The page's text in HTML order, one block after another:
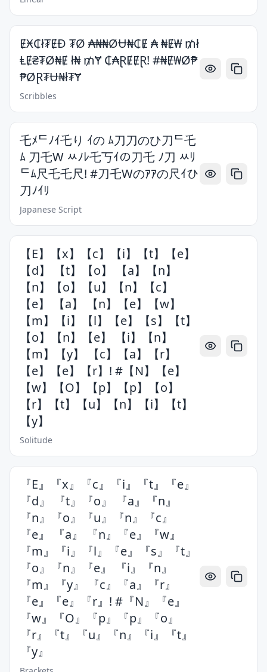
ɆӾ₵ł₮ɆĐ ₮Ø ₳₦₦ØɄ₦₵Ɇ ₳ ₦Ɇ₩ ₥ł
ⱠɆ₴₮Ø₦Ɇ ł₦ ₥Ɏ ₵₳ⱤɆɆⱤ! #₦Ɇ₩Ø₱
₱ØⱤ₮Ʉ₦ł₮Ɏ
Scribbles
乇ﾒᄃﾉｲ乇り ｲの ﾑ刀刀のひ刀ᄃ乇
ﾑ 刀乇W ﾶﾉﾚ乇丂ｲの刀乇 ﾉ刀 ﾶﾘ
ᄃﾑ尺乇乇尺! #刀乇Wのｱｱの尺ｲひ
刀ﾉｲﾘ
Japanese Script
【E】【x】【c】【i】【t】【e】
【d】 【t】【o】 【a】【n】
【n】【o】【u】【n】【c】
【e】 【a】 【n】【e】【w】
【m】【i】【l】【e】【s】【t】
【o】【n】【e】 【i】【n】
【m】【y】 【c】【a】【r】
【e】【e】【r】! #【N】【e】
【w】【O】【p】【p】【o】
【r】【t】【u】【n】【i】【t】
【y】
Solitude
『E』『x』『c』『i』『t』『e』
『d』 『t』『o』 『a』『n』
『n』『o』『u』『n』『c』
『e』 『a』 『n』『e』『w』
『m』『i』『l』『e』『s』『t』
『o』『n』『e』 『i』『n』
『m』『y』 『c』『a』『r』
『e』『e』『r』! #『N』『e』
『w』『O』『p』『p』『o』
『r』『t』『u』『n』『i』『t』
『y』